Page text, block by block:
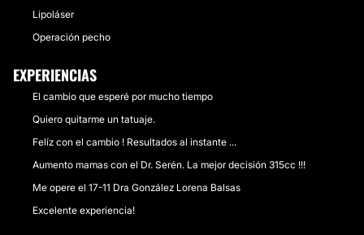
Lipoláser
Operación pecho
EXPERIENCIAS
El cambio que esperé por mucho tiempo
Quiero quitarme un tatuaje.
Felíz con el cambio ! Resultados al instante ...
Aumento mamas con el Dr. Serén. La mejor decisión 315cc !!!
Me opere el 17-11 Dra González Lorena Balsas
Excelente experiencia!